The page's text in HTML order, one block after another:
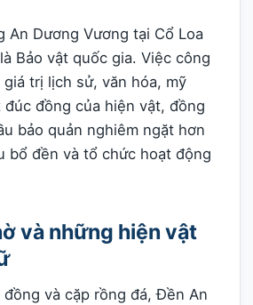
An Dương Vương tại Cổ Loa
Bảo vật quốc gia. Việc công
trị lịch sử, văn hóa, mỹ
đồng của hiện vật, đồng
bảo quản nghiêm ngặt hơn
bổ đền và tổ chức hoạt động
và những hiện vật
và cặp rồng đá, Đền An